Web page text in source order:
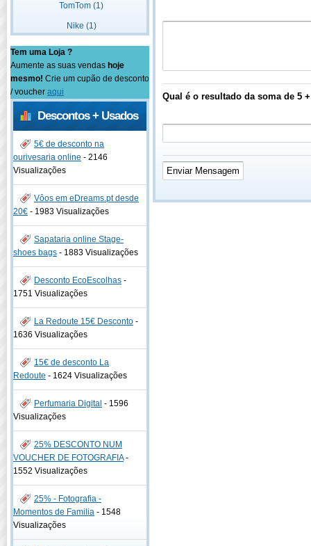
TomTom (1)
Nike (1)
Tem uma Loja ?
Aumente as suas vendas hoje
mesmo! Crie um cupão de desconto
/ voucher aqui
Descontos + Usados
5€ de desconto na
ourivesaria online - 2146
Visualizações
Vôos em eDreams.pt desde
20€ - 1983 Visualizações
Sapataria online Stage-
shoes bags - 1883 Visualizações
Desconto EcoEscolhas -
1751 Visualizações
La Redoute 15€ Desconto -
1636 Visualizações
15€ de desconto La
Redoute - 1624 Visualizações
Perfumaria Digital - 1596
Visualizações
25% DESCONTO NUM
VOUCHER DE FOTOGRAFIA-
1552 Visualizações
25% - Fotografia -
Momentos de Familia - 1548
Visualizações
Qual é o resultado da soma de 5